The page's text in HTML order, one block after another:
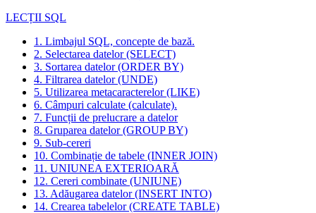
LECȚII SQL
1. Limbajul SQL, concepte de bază.
2. Selectarea datelor (SELECT)
3. Sortarea datelor (ORDER BY)
4. Filtrarea datelor (UNDE)
5. Utilizarea metacaracterelor (LIKE)
6. Câmpuri calculate (calculate).
7. Funcții de prelucrare a datelor
8. Gruparea datelor (GROUP BY)
9. Sub-cereri
10. Combinație de tabele (INNER JOIN)
11. UNIUNEA EXTERIOARĂ
12. Cereri combinate (UNIUNE)
13. Adăugarea datelor (INSERT INTO)
14. Crearea tabelelor (CREATE TABLE)